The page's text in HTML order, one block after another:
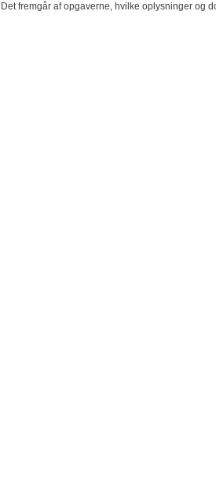
Det fremgår af opgaverne, hvilke oplysninger og